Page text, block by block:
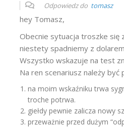
Odpowiedz do tomasz
hey Tomasz,
Obecnie sytuacja troszke się
niestety spadniemy z
Wszystko wskazuje na test
Na ren scenariusz należy
na moim wskaźniku trwa
troche potrwa.
giełdy pewnie zalicza nowy
przeważnie przed dużym